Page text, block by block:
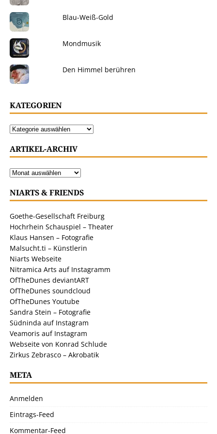
Blau-Weiß-Gold
Mondmusik
Den Himmel berühren
KATEGORIEN
ARTIKEL-ARCHIV
NIARTS & FRIENDS
Goethe-Gesellschaft Freiburg
Hochrhein Schauspiel – Theater
Klaus Hansen – Fotografie
Malsucht.ti – Künstlerin
Niarts Webseite
Nitramica Arts auf Instagramm
OfTheDunes deviantART
OfTheDunes soundcloud
OfTheDunes Youtube
Sandra Stein – Fotografie
Südninda auf Instagram
Veamoris auf Instagram
Webseite von Konrad Schlude
Zirkus Zebrasco – Akrobatik
META
Anmelden
Eintrags-Feed
Kommentar-Feed